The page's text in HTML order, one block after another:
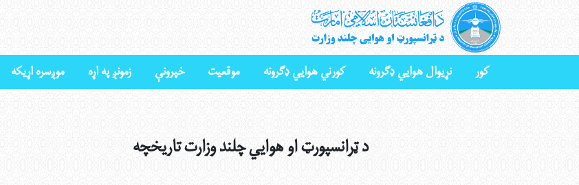
کور نړیوال هوايي ډګرونه کورني هوايي ډګرونه موقعیت خپرونې زمونږ په اړه موږسره اړیکه
د ټرانسپورټ او هوايي چلند وزارت تاریخچه